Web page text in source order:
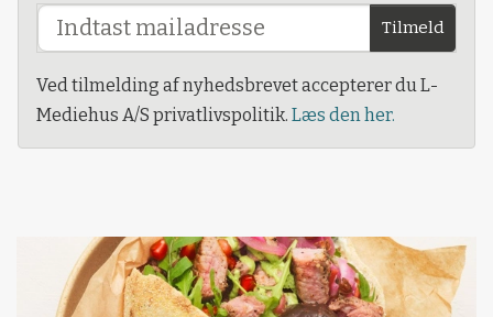
Tilmeld
Ved tilmelding af nyhedsbrevet accepterer du L-
Mediehus A/S privatlivspolitik. Læs den her.